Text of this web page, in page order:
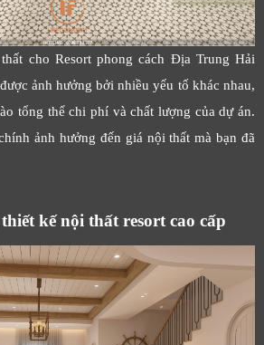
cho Resort phong cách Địa Trung Hải
ảnh hưởng bởi nhiều yếu tố khác nhau,
tổng thể chi phí và chất lượng của dự án.
ảnh hưởng đến giá nội thất mà bạn đã
kế nội thất resort cao cấp